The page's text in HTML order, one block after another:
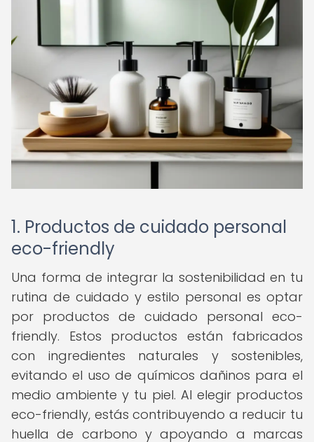
1. Productos de cuidado personal
eco-friendly
Una forma de integrar la sostenibilidad en tu
rutina de cuidado y estilo personal es optar
por productos de cuidado personal eco-
friendly. Estos productos están fabricados
con ingredientes naturales y sostenibles,
evitando el uso de químicos dañinos para el
medio ambiente y tu piel. Al elegir productos
eco-friendly, estás contribuyendo a reducir tu
huella de carbono y apoyando a marcas